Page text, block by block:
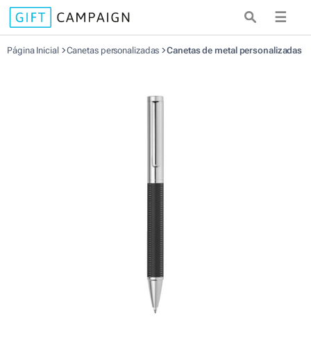
☰
Página Inicial Canetas personalizadas Canetas de metal personalizadas